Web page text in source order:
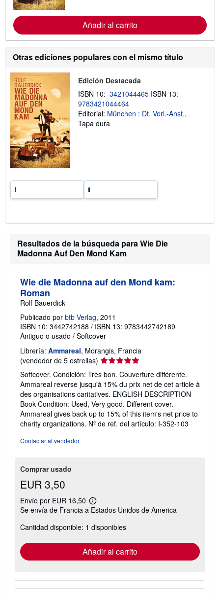
i
ó
s
l
t
e
v
Añadir al carrito
Otras ediciones populares con el mismo título
Edición Destacada
ISBN 10: 3421044465 ISBN 13:
9783421044464
Editorial: München : Dt. Verl.-Anst.,
Tapa dura
Resultados de la búsqueda para Wie Die
Madonna Auf Den Mond Kam
Wie die Madonna auf den Mond kam:
Roman
Rolf Bauerdick
Publicado por btb Verlag, 2011
ISBN 10: 3442742188 / ISBN 13: 9783442742189
Antiguo o usado / Softcover
Librería: Ammareal, Morangis, Francia
(vendedor de 5 estrellas) Calificación
del
vendedor:
5
de
5
estrellas
Softcover. Condición: Très bon. Couverture différente.
Ammareal reverse jusqu'à 15% du prix net de cet article à
des organisations caritatives. ENGLISH DESCRIPTION
Book Condition: Used, Very good. Different cover.
Ammareal gives back up to 15% of this item's net price to
charity organizations. Nº de ref. del artículo: I-352-103
Contactar al vendedor
Comprar usado
EUR 3,50
Envío por EUR 16,50
Más
información
las
tarifas
envío
Se envía de Francia a Estados Unidos de America
Cantidad disponible: 1 disponibles
Añadir al carrito